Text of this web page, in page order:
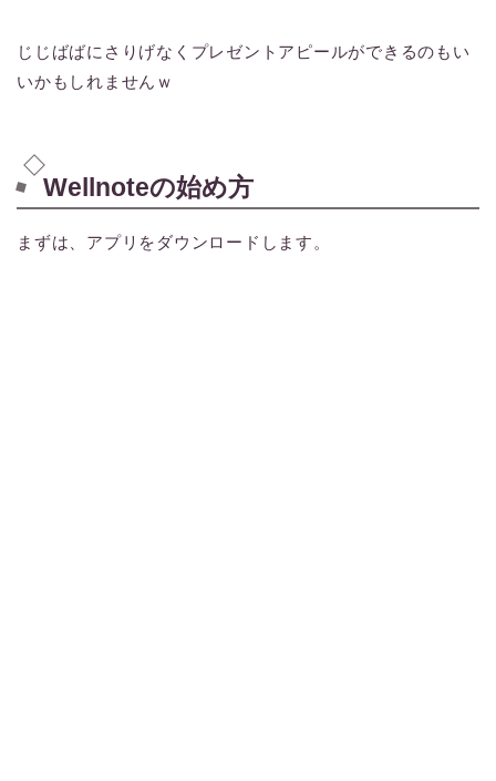
じじばばにさりげなくプレゼントアピールができるのもい
いかもしれませんｗ
Wellnoteの始め方
まずは、アプリをダウンロードします。